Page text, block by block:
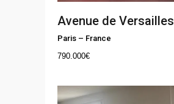
Avenue de Versailles
Paris – France
790.000€